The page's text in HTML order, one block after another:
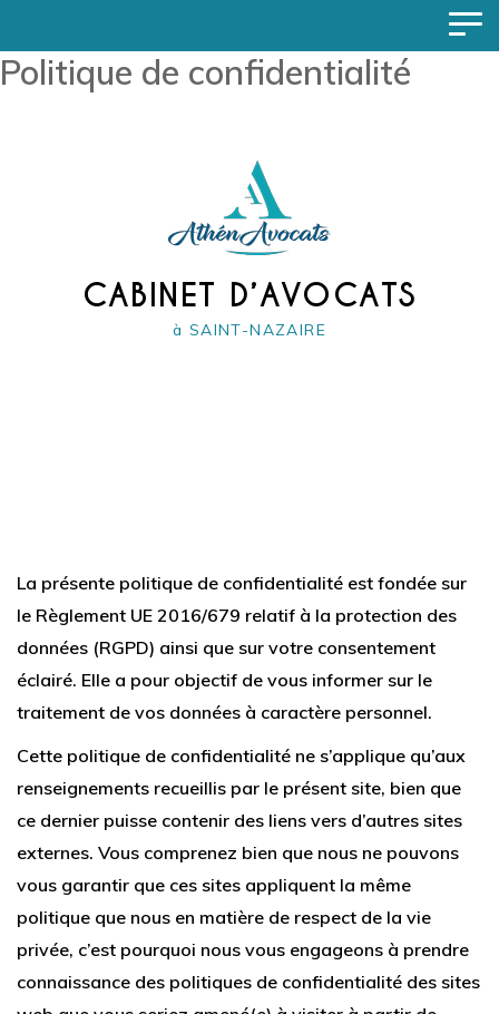
Politique de confidentialité
CABINET D’AVOCATS
à SAINT-NAZAIRE
La présente politique de confidentialité est fondée sur
le Règlement UE 2016/679 relatif à la protection des
données (RGPD) ainsi que sur votre consentement
éclairé. Elle a pour objectif de vous informer sur le
traitement de vos données à caractère personnel.
Cette politique de confidentialité ne s’applique qu’aux
renseignements recueillis par le présent site, bien que
ce dernier puisse contenir des liens vers d’autres sites
externes. Vous comprenez bien que nous ne pouvons
vous garantir que ces sites appliquent la même
politique que nous en matière de respect de la vie
privée, c’est pourquoi nous vous engageons à prendre
connaissance des politiques de confidentialité des sites